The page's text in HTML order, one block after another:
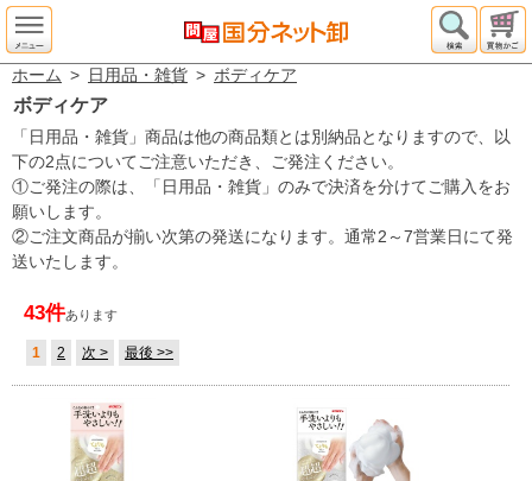
ホーム > 日用品・雑貨 > ボディケア
ボディケア
「日用品・雑貨」商品は他の商品類とは別納品となりますので、以
下の2点についてご注意いただき、ご発注ください。
①ご発注の際は、「日用品・雑貨」のみで決済を分けてご購入をお
願いします。
②ご注文商品が揃い次第の発送になります。通常2～7営業日にて発
送いたします。
43件あります
1 2 次 > 最後 >>